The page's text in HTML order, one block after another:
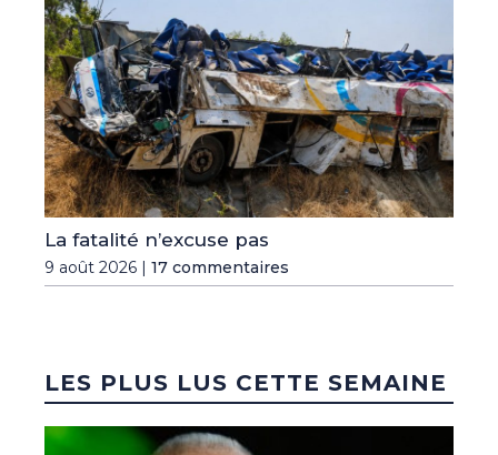
La fatalité n’excuse pas
9 août 2026 | 17 commentaires
LES PLUS LUS CETTE SEMAINE